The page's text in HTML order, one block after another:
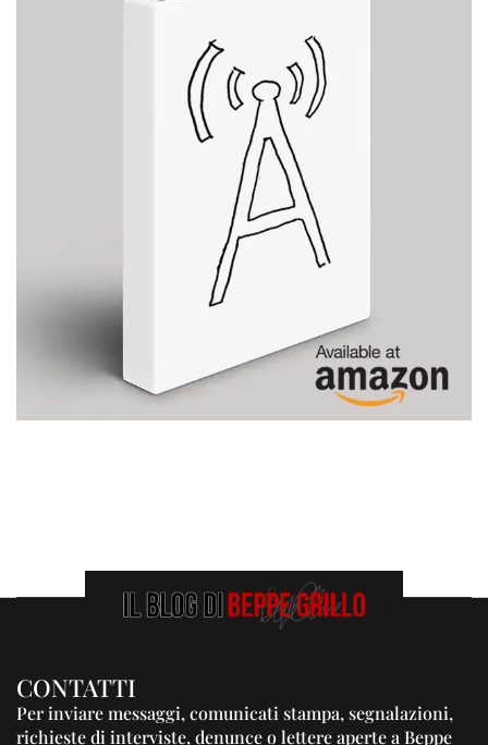
CONTATTI
Per inviare messaggi, comunicati stampa, segnalazioni,
richieste di interviste, denunce o lettere aperte a Beppe